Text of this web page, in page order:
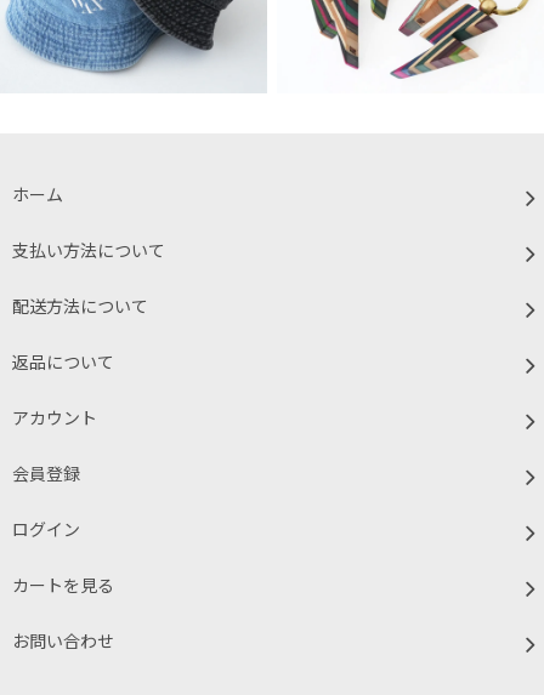
ホーム
支払い方法について
配送方法について
返品について
アカウント
会員登録
ログイン
カートを見る
お問い合わせ